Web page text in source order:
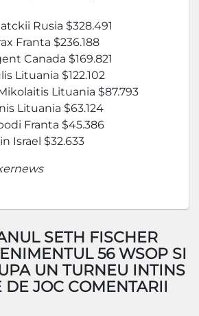
Rusia $328.491
Franta $236.188
Canada $169.821
Lituania $122.102
Lituania $87.793
Lituania $63.124
Franta $45.386
Israel $32.633
SETH FISCHER
56 WSOP SI
UN TURNEU INTINS
DE JOC COMENTARII